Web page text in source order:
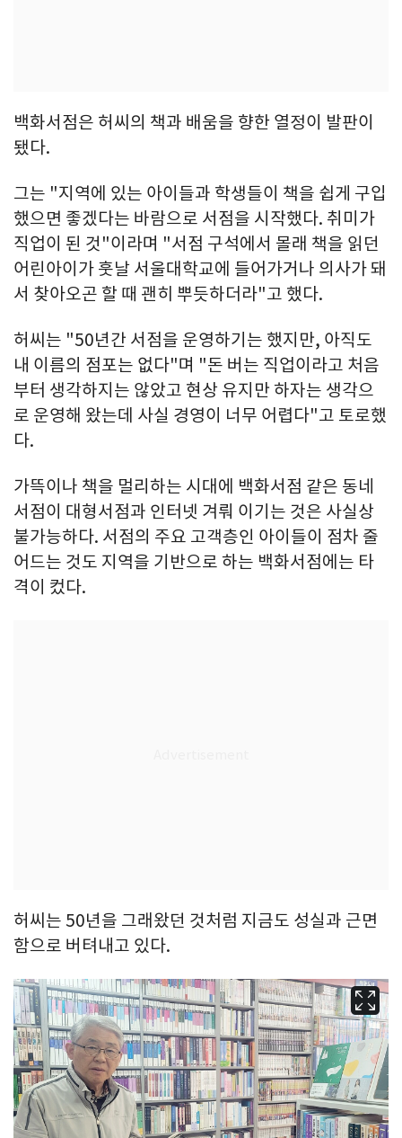
백화서점은 허씨의 책과 배움을 향한 열정이 발판이
됐다.
그는 "지역에 있는 아이들과 학생들이 책을 쉽게 구입
했으면 좋겠다는 바람으로 서점을 시작했다. 취미가
직업이 된 것"이라며 "서점 구석에서 몰래 책을 읽던
어린아이가 훗날 서울대학교에 들어가거나 의사가 돼
서 찾아오곤 할 때 괜히 뿌듯하더라"고 했다.
허씨는 "50년간 서점을 운영하기는 했지만, 아직도
내 이름의 점포는 없다"며 "돈 버는 직업이라고 처음
부터 생각하지는 않았고 현상 유지만 하자는 생각으
로 운영해 왔는데 사실 경영이 너무 어렵다"고 토로했
다.
가뜩이나 책을 멀리하는 시대에 백화서점 같은 동네
서점이 대형서점과 인터넷 겨뤄 이기는 것은 사실상
불가능하다. 서점의 주요 고객층인 아이들이 점차 줄
어드는 것도 지역을 기반으로 하는 백화서점에는 타
격이 컸다.
허씨는 50년을 그래왔던 것처럼 지금도 성실과 근면
함으로 버텨내고 있다.